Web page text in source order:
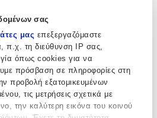
σας
μας επεξεργαζόμαστε
π.χ. τη διεύθυνση IP σας,
όπως cookies για να
πρόσβαση σε πληροφορίες στη
προβολή εξατομικευμένων
τις μετρήσεις σχετικά με
την καλύτερη εικόνα του κοινού